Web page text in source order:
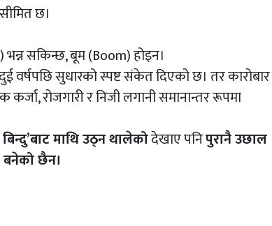
छ।
सकिन्छ, बूम (Boom) होइन।
वर्षपछि सुधारको स्पष्ट संकेत दिएको छ। तर कारोबार
कर्जा, रोजगारी र निजी लगानी समानान्तर रूपमा
माथि उठ्न थालेकोदेखाए पनिपुरानै उछाल
छैन।